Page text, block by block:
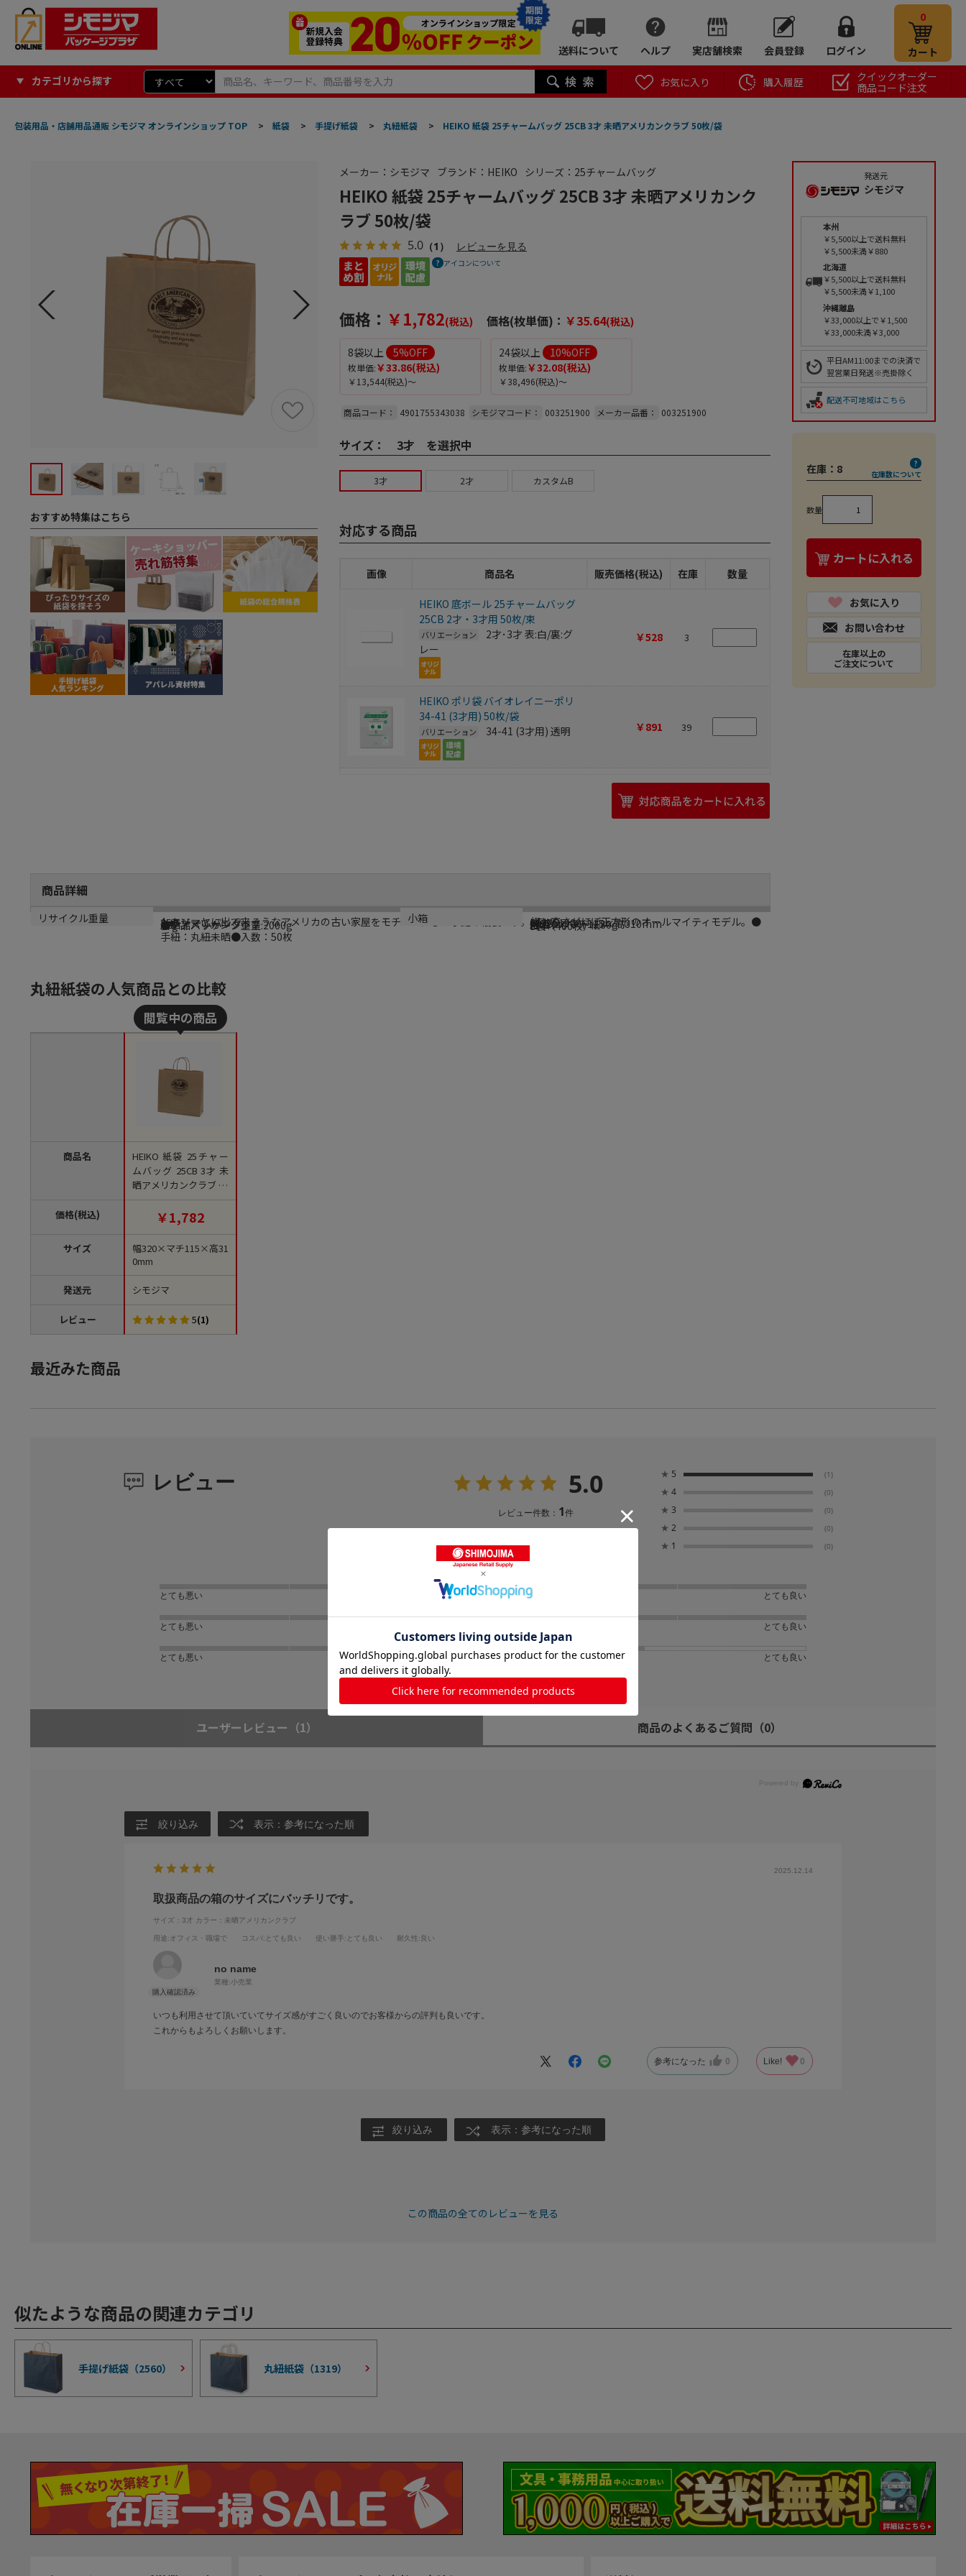
期間
限定
送料について ヘルプ 実店舗検索 会員登録 ログイン
0
カート
カテゴリから探す お気に入り 購入履歴
クイックオーダー
商品コード注文
包装用品・店舗用品通販 シモジマ オンラインショップ TOP > 紙袋 > 手提げ紙袋 > 丸紐紙袋 > HEIKO 紙袋 25チャームバッグ 25CB 3才 未晒アメリカンクラブ 50枚/袋
おすすめ特集はこちら
メーカー：シモジマ ブランド：HEIKO シリーズ：25チャームバッグ
HEIKO 紙袋 25チャームバッグ 25CB 3才 未晒アメリカンク
ラブ 50枚/袋
5.0 （1） レビューを見る
アイコンについて
価格： ￥1,782(税込) 価格(枚単価)： ￥35.64(税込)
8袋以上 5%OFF
枚単価:￥33.86(税込)
￥13,544(税込)～
24袋以上 10%OFF
枚単価:￥32.08(税込)
￥38,496(税込)～
商品コード： 4901755343038 シモジマコード： 003251900 メーカー品番： 003251900
サイズ： 3才 を選択中
3才 2才 カスタムB
対応する商品
画像 商品名 販売価格(税込) 在庫 数量
HEIKO 底ボール 25チャームバッグ
25CB 2才・3才用 50枚/束
バリエーション
2才･3才 表:白/裏:グ
レー
￥528 3
HEIKO ポリ袋 バイオレイニーポリ
34-41 (3才用) 50枚/袋
バリエーション 34-41 (3才用) 透明 ￥891 39
商品詳細
商品説明
トムソーヤに出て来そうなアメリカの古い家屋をモチーフにした手提げ紙袋です。幅と高さがほぼ正方形のオールマイティモデル。●
手紐：丸紐未晒●入数：50枚
メーカー名
シモジマ
ブランド名
HEIKO
シリーズ名
25チャームバッグ
メーカー品番
003251900
規格
3才
サイズ
幅320×マチ115×高310mm
カラー
未晒アメリカンクラブ
材質
未晒クラフト紙80g
重量
●単品パッケージ重量:2000g
生産国
日本
リサイクル重量
37g
小箱
8袋（400枚）
発送元
シモジマ
本州
￥5,500以上で送料無料
￥5,500未満￥880
北海道
￥5,500以上で送料無料
￥5,500未満￥1,100
沖縄離島
￥33,000以上で￥1,500
￥33,000未満￥3,000
平日AM11:00までの決済で
翌営業日発送※売掛除く
配送不可地域はこちら
在庫： 8 在庫数について
数量
カートに入れる
お気に入り
お問い合わせ
在庫以上の
ご注文について
丸紐紙袋の人気商品との比較
商品名
価格(税込)
サイズ
発送元
レビュー
HEIKO 紙袋 25チャー
ムバッグ 25CB 3才 未
晒アメリカンクラブ 50
枚/袋
￥1,782
幅320×マチ115×高31
0mm
シモジマ
5(1)
最近みた商品
レビュー 5.0
レビュー件数： 1件
★ 5 (1)
★ 4 (0)
★ 3 (0)
★ 2 (0)
★ 1 (0)
コスパ
とても悪い
とても良い
とても悪い
とても良い
耐久性
とても悪い
とても良い
ユーザーレビュー （1） 商品のよくあるご質問 （0）
絞り込み 表示：参考になった順
2025.12.14
取扱商品の箱のサイズにバッチリです。
サイズ：3才 カラー：未晒アメリカンクラブ
用途:オフィス・職場で コスパ:とても良い 使い勝手 :とても良い 耐久性:良い
no name
業種:小売業
いつも利用させて頂いていてサイズ感がすごく良いのでお客様からの評判も良いです。
これからもよろしくお願いします。
参考になった 0 Like! 0
絞り込み 表示：参考になった順
この商品の全てのレビューを見る
似たような商品の関連カテゴリ
手提げ紙袋（2560） 丸紐紙袋（1319）